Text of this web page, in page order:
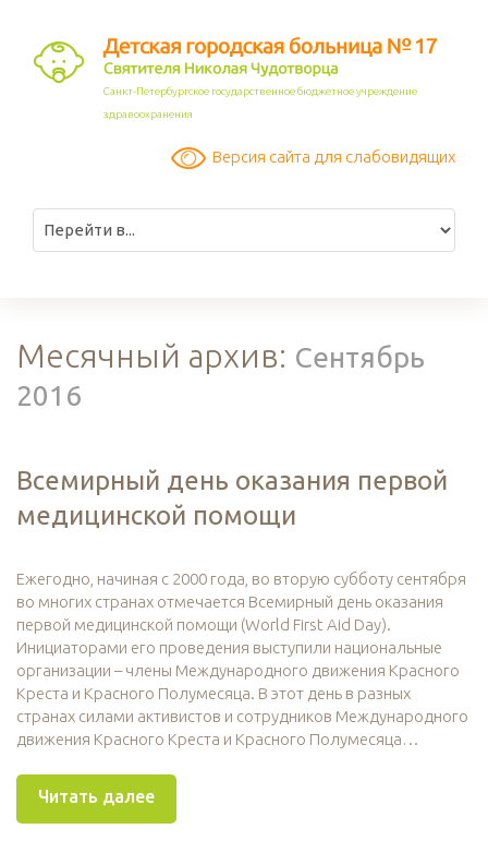
Санкт-Петербургское государственное бюджетное учреждение
здравоохранения
Версия сайта для слабовидящих
Месячный архив: Сентябрь
2016
Всемирный день оказания первой
медицинской помощи
Ежегодно, начиная с 2000 года, во вторую субботу сентября
во многих странах отмечается Всемирный день оказания
первой медицинской помощи (World First Aid Day).
Инициаторами его проведения выступили национальные
организации – члены Международного движения Красного
Креста и Красного Полумесяца. В этот день в разных
странах силами активистов и сотрудников Международного
движения Красного Креста и Красного Полумесяца…
Читать далее